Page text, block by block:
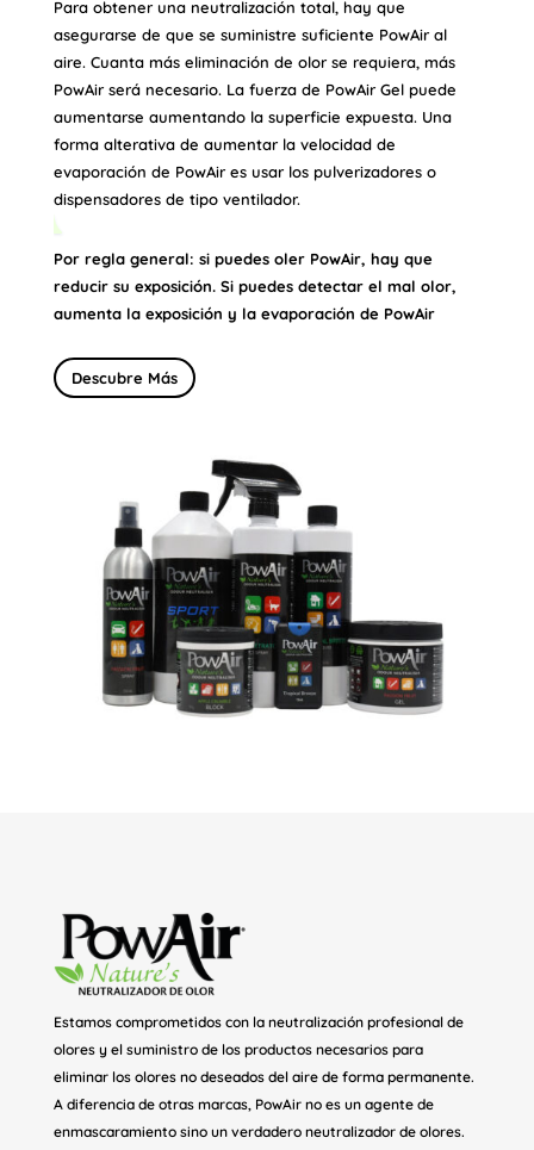
Para obtener una neutralización total, hay que
asegurarse de que se suministre suficiente PowAir al
aire. Cuanta más eliminación de olor se requiera, más
PowAir será necesario. La fuerza de PowAir Gel puede
aumentarse aumentando la superficie expuesta. Una
forma alterativa de aumentar la velocidad de
evaporación de PowAir es usar los pulverizadores o
dispensadores de tipo ventilador.
Por regla general: si puedes oler PowAir, hay que
reducir su exposición. Si puedes detectar el mal olor,
aumenta la exposición y la evaporación de PowAir
Descubre Más
Estamos comprometidos con la neutralización profesional de
olores y el suministro de los productos necesarios para
eliminar los olores no deseados del aire de forma permanente.
A diferencia de otras marcas, PowAir no es un agente de
enmascaramiento sino un verdadero neutralizador de olores.